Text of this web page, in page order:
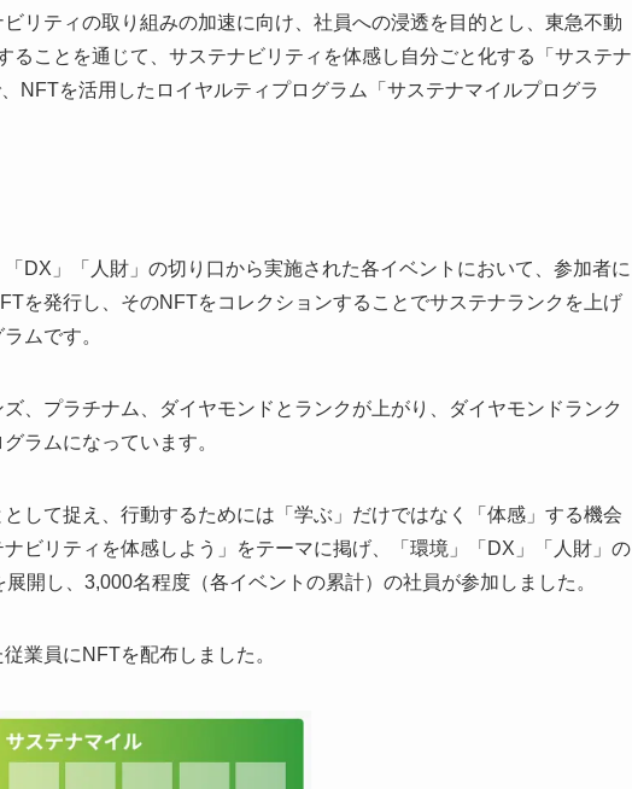
リティの取り組みの加速に向け、社員への浸透を目的とし、東急不動
ることを通じて、サステナビリティを体感し自分ごと化する「サステナ
NFTを活用したロイヤルティプログラム「サステナマイルプログラ
DX」「人財」の切り口から実施された各イベントにおいて、参加者に
を発行し、そのNFTをコレクションすることでサステナランクを上げ
ムです。
、プラチナム、ダイヤモンドとランクが上がり、ダイヤモンドランク
ラムになっています。
して捉え、行動するためには「学ぶ」だけではなく「体感」する機会
ビリティを体感しよう」をテーマに掲げ、「環境」「DX」「人財」の
開し、3,000名程度（各イベントの累計）の社員が参加しました。
業員にNFTを配布しました。